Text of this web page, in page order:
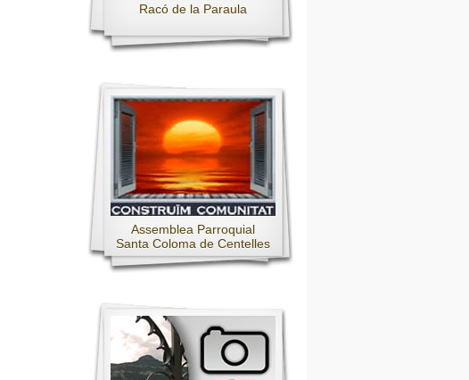
Racó de la Paraula
Assemblea Parroquial
Santa Coloma de Centelles